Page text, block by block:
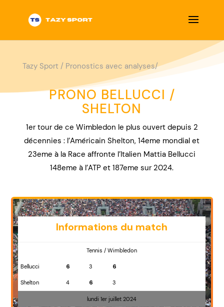
Tazy Sport/ Pronostics avec analyses/
PRONO BELLUCCI /
SHELTON
1er tour de ce Wimbledon le plus ouvert depuis 2
décennies : l’Américain Shelton, 14eme mondial et
23eme à la Race affronte l’Italien Mattia Bellucci
148eme à l’ATP et 187eme sur 2024.
Informations du match
Tennis / Wimbledon
Bellucci 6 3 6
Shelton 4 6 3
lundi 1er juillet 2024